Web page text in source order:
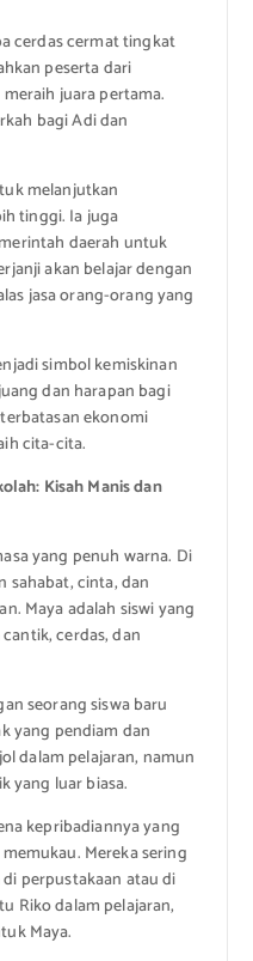
cerdas cermat tingkat
peserta dari
juara pertama.
bagi Adi dan
melanjutkan
tinggi. Ia juga
daerah untuk
akan belajar dengan
jasa orang-orang yang
simbol kemiskinan
dan harapan bagi
ekonomi
cita-cita.
Kisah Manis dan
yang penuh warna. Di
sahabat, cinta, dan
Maya adalah siswi yang
cerdas, dan
seorang siswa baru
yang pendiam dan
dalam pelajaran, namun
yang luar biasa.
kepribadiannya yang
Mereka sering
perpustakaan atau di
Riko dalam pelajaran,
Maya.